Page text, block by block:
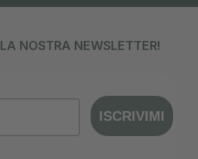
NOSTRA NEWSLETTER!
ISCRIVIMI